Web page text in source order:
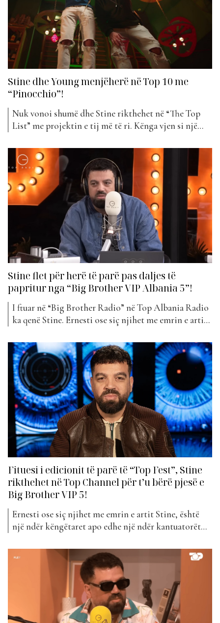
Stine dhe Young menjëherë në Top 10 me
“Pinocchio”!
Nuk vonoi shumë dhe Stine rikthehet në “The Top
List” me projektin e tij më të ri. Kënga vjen si një
në Top Awards, Young. “Pinocchio” është projekti që
i bashkangjitet klasifikimit të kësaj jave, duke u
pozicionuar menjëherë në...
Stine flet për herë të parë pas daljes të
papritur nga “Big Brother VIP Albania 5”!
I ftuar në “Big Brother Radio” në Top Albania Radio
ka qenë Stine. Ernesti ose siç njihet me emrin e artit
kantuatorët më të spikatur në trevat shqiptare.
Artisti i mirënjohur u bë pjesë e formatit Big
Brother VIP Albania 5....
Fituesi i edicionit të parë të “Top Fest”, Stine
rikthehet në Top Channel për t’u bërë pjesë e
Big Brother VIP 5!
Ernesti ose siç njihet me emrin e artit Stine, është
një ndër këngëtaret apo edhe një ndër kantuatorët
i dhënë pas muzikës dhe kërcimit, ai jepte mësime
hip hopi në shkolla private dhe emigroi në
Gjermani, ku ka fituar...